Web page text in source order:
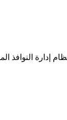
إدارة النوافذ